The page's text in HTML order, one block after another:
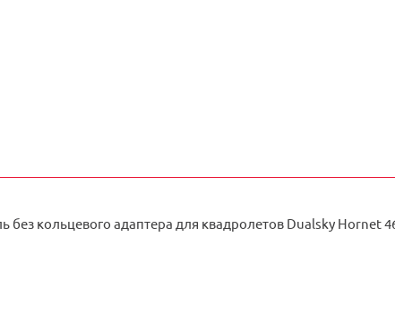
без кольцевого адаптера для квадролетов Dualsky Hornet